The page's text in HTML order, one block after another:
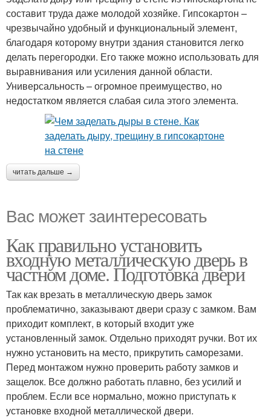
составит труда даже молодой хозяйке. Гипсокартон –
чрезвычайно удобный и функциональный элемент,
благодаря которому внутри здания становится легко
делать перегородки. Его также можно использовать для
выравнивания или усиления данной области.
Универсальность – огромное преимущество, но
недостатком является слабая сила этого элемента.
читать дальше →
Вас может заинтересовать
Как правильно установить
входную металлическую дверь в
частном доме. Подготовка двери
Так как врезать в металлическую дверь замок
проблематично, заказывают двери сразу с замком. Вам
приходит комплект, в который входит уже
установленный замок. Отдельно приходят ручки. Вот их
нужно установить на место, прикрутить саморезами.
Перед монтажом нужно проверить работу замков и
защелок. Все должно работать плавно, без усилий и
проблем. Если все нормально, можно приступать к
установке входной металлической двери.